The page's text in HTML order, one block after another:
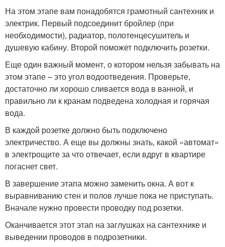
На этом этапе вам понадобятся грамотный сантехник и
электрик. Первый подсоединит бройлер (при
необходимости), радиатор, полотенцесушитель и
душевую кабину. Второй поможет подключить розетки.
Еще один важный момент, о котором нельзя забывать на
этом этапе – это угол водоотведения. Проверьте,
достаточно ли хорошо сливается вода в ванной, и
правильно ли к кранам подведена холодная и горячая
вода.
В каждой розетке должно быть подключено
электричество. А еще вы должны знать, какой «автомат»
в электрощите за что отвечает, если вдруг в квартире
погаснет свет.
В завершение этапа можно заменить окна. А вот к
выравниванию стен и полов лучше пока не приступать.
Вначале нужно провести проводку под розетки.
Оканчивается этот этап на заглушках на сантехнике и
выведении проводов в подрозетники.